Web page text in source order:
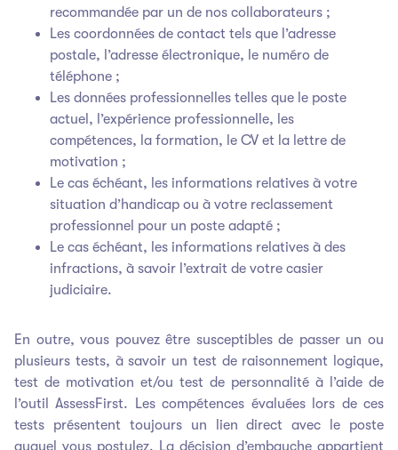
recommandée par un de nos collaborateurs ;
Les coordonnées de contact tels que l’adresse
postale, l’adresse électronique, le numéro de
téléphone ;
Les données professionnelles telles que le poste
actuel, l’expérience professionnelle, les
compétences, la formation, le CV et la lettre de
motivation ;
Le cas échéant, les informations relatives à votre
situation d’handicap ou à votre reclassement
professionnel pour un poste adapté ;
Le cas échéant, les informations relatives à des
infractions, à savoir l’extrait de votre casier
judiciaire.
En outre, vous pouvez être susceptibles de passer un ou
plusieurs tests, à savoir un test de raisonnement logique,
test de motivation et/ou test de personnalité à l’aide de
l’outil AssessFirst. Les compétences évaluées lors de ces
tests présentent toujours un lien direct avec le poste
auquel vous postulez. La décision d’embauche appartient